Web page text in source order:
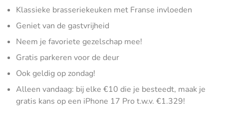
Klassieke brasseriekeuken met Franse invloeden
Geniet van de gastvrijheid
Neem je favoriete gezelschap mee!
Gratis parkeren voor de deur
Ook geldig op zondag!
Alleen vandaag: bij elke €10 die je besteedt, maak je
gratis kans op een iPhone 17 Pro t.w.v. €1.329!